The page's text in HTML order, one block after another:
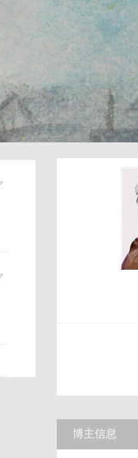
博主信息